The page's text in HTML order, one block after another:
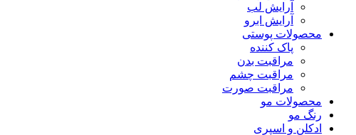
آرایش لب
آرایش ابرو
محصولات پوستی
پاک کننده
مراقبت بدن
مراقبت چشم
مراقبت صورت
محصولات مو
رنگ مو
ادکلن و اسپری